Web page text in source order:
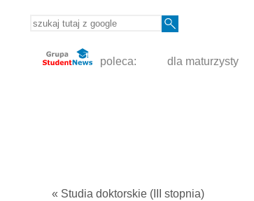
poleca: dla maturzysty
« Studia doktorskie (III stopnia)